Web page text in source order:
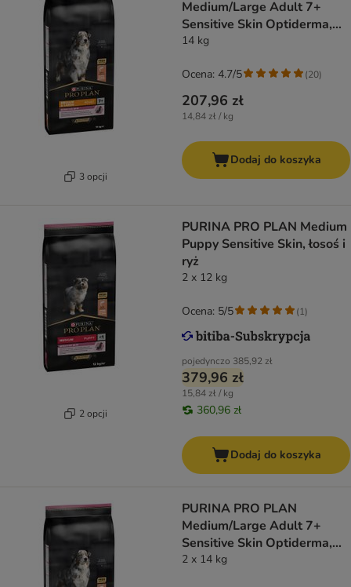
3 opcji
Medium/Large Adult 7+
Sensitive Skin Optiderma,
łosoś i ryż
14 kg
207,96 zł
14,84 zł / kg
Ocena: 4.7/5 (20)
Dodaj do koszyka
2 opcji
PURINA PRO PLAN Medium
Puppy Sensitive Skin, łosoś i
ryż
2 x 12 kg
pojedynczo 385,92 zł
379,96 zł
15,84 zł / kg
360,96 zł
Ocena: 5/5 (1)
Dodaj do koszyka
PURINA PRO PLAN
Medium/Large Adult 7+
Sensitive Skin Optiderma,
łosoś i ryż
2 x 14 kg